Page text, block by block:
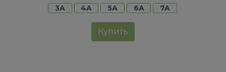
3A
4A 5A 6A 7A
Купить